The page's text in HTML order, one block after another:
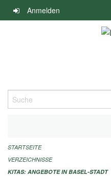
Navigation
überspringen
Anmelden
Suche
ALLGEMEINE INFORMATIONEN
IMPRESSUM
STARTSEITE
VERZEICHNISSE
KITAS: ANGEBOTE IN BASEL-STADT